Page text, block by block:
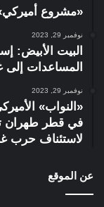
«مشروع أميركي»
نوفمبر 29, 2023
البيت الأبيض:
المساعدات إلى
نوفمبر 29, 2023
في قطر طهران
لاستئناف حرب
عن الموقع